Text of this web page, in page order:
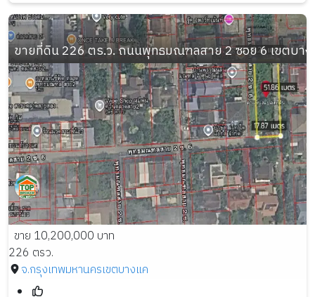
ขายที่ดิน 226 ตร.ว. ถนนพุทธมณฑลสาย 2 ซอย 6 เขตบา
ขาย 10,200,000 บาท
226 ตรว.
จ.กรุงเทพมหานครเขตบางแค